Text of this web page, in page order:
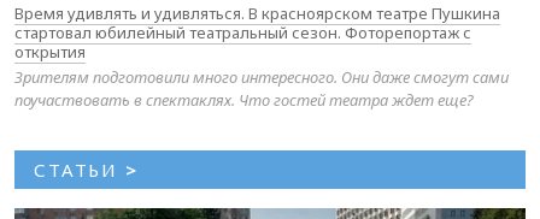
Время удивлять и удивляться. В красноярском театре Пушкина
стартовал юбилейный театральный сезон. Фоторепортаж с
открытия
Зрителям подготовили много интересного. Они даже смогут сами
поучаствовать в спектаклях. Что гостей театра ждет еще?
СТАТЬИ >